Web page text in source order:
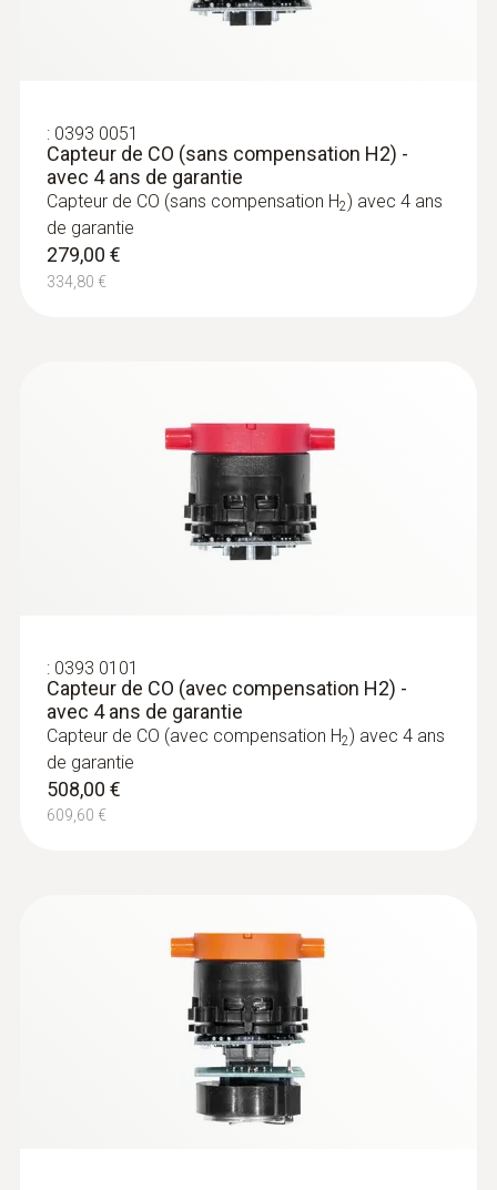
:0600 9770
Sonde de combustion flexible
Pour les mesures de combustion sur les
:0600 9740
Sonde de gaz de fumée de base
compacte, 180 mm, Ø 6 mm, Tmax. 500
°C
Circuit de combustion et voie
thermométrique avec fermeture à
: 0393 0051
Capteur de CO (sans compensation H2) -
avec 4 ans de garantie
Capteur de CO (sans compensation H2) avec 4 ans
de garantie
279,00 €
334,80 €
: 0393 0101
Capteur de CO (avec compensation H2) -
avec 4 ans de garantie
Capteur de CO (avec compensation H2) avec 4 ans
de garantie
508,00 €
609,60 €